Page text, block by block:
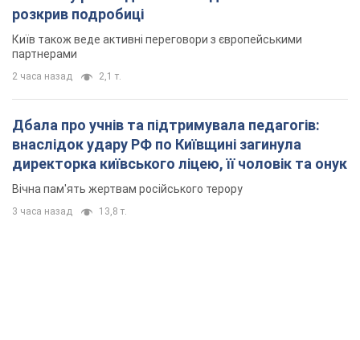
розкрив подробиці
Київ також веде активні переговори з європейськими
партнерами
2 часа назад 2,1 т.
Дбала про учнів та підтримувала педагогів:
внаслідок удару РФ по Київщині загинула
директорка київського ліцею, її чоловік та онук
Вічна пам'ять жертвам російського терору
3 часа назад 13,8 т.